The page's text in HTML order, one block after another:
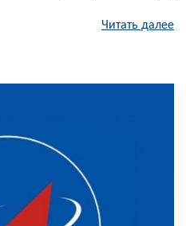
Читать далее